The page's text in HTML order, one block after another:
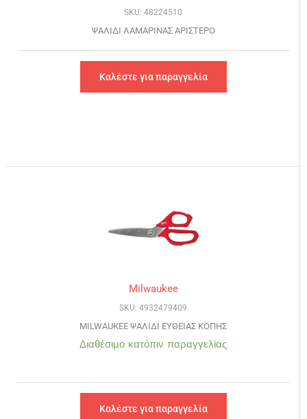
SKU: 48224510
ΨΑΛΙΔΙ ΛΑΜΑΡΙΝΑΣ ΑΡΙΣΤΕΡΟ
Καλέστε για παραγγελία
Milwaukee
SKU: 4932479409
MILWAUKEE ΨΑΛΙΔΙ ΕΥΘΕΙΑΣ ΚΟΠΗΣ
Διαθέσιμο κατόπιν παραγγελίας
Καλέστε για παραγγελία